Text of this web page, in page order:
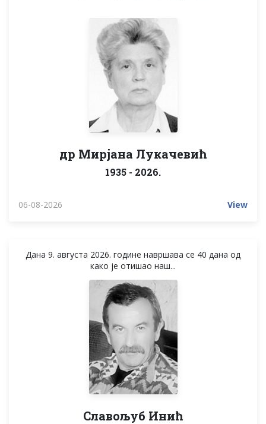
др Мирјана Лукачевић
1935 - 2026.
06-08-2026 View
Дана 9. августа 2026. године навршава се 40 дана од
како је отишао наш...
Славољуб Инић